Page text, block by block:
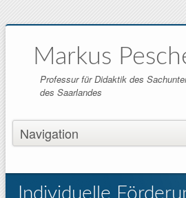
Markus
Professur für Didaktik des
des Saarlandes
Individuelle